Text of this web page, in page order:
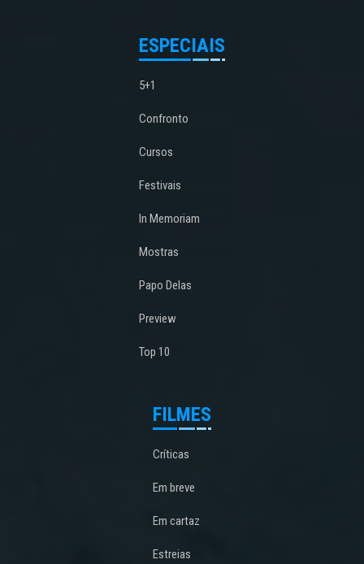
ESPECIAIS
5+1
Confronto
Cursos
Festivais
In Memoriam
Mostras
Papo Delas
Preview
Top 10
FILMES
Críticas
Em breve
Em cartaz
Estreias